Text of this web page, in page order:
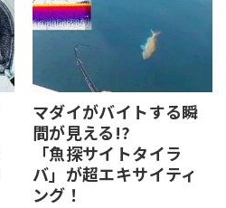
マダイがバイトする瞬
間が見える!?
「魚探サイトタイラ
バ」が超エキサイティ
ング！